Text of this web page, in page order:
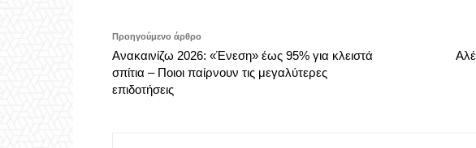
σπίτια – Ποιοι παίρνουν τις μεγαλύτερες
επιδοτήσεις